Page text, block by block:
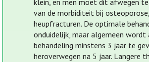
klein, en men moet dit afwegen
van de morbiditeit bij
heupfracturen. De optimale
onduidelijk, maar algemeen wordt
behandeling minstens 3 jaar te
heroverwegen na 5 jaar. Langere